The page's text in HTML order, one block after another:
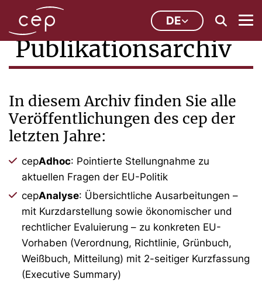
DE
Publikationsarchiv
In diesem Archiv finden Sie alle
Veröffentlichungen des cep der
letzten Jahre:
cepAdhoc: Pointierte Stellungnahme zu
aktuellen Fragen der EU-Politik
cepAnalyse: Übersichtliche Ausarbeitungen –
mit Kurzdarstellung sowie ökonomischer und
rechtlicher Evaluierung – zu konkreten EU-
Vorhaben (Verordnung, Richtlinie, Grünbuch,
Weißbuch, Mitteilung) mit 2-seitiger Kurzfassung
(Executive Summary)